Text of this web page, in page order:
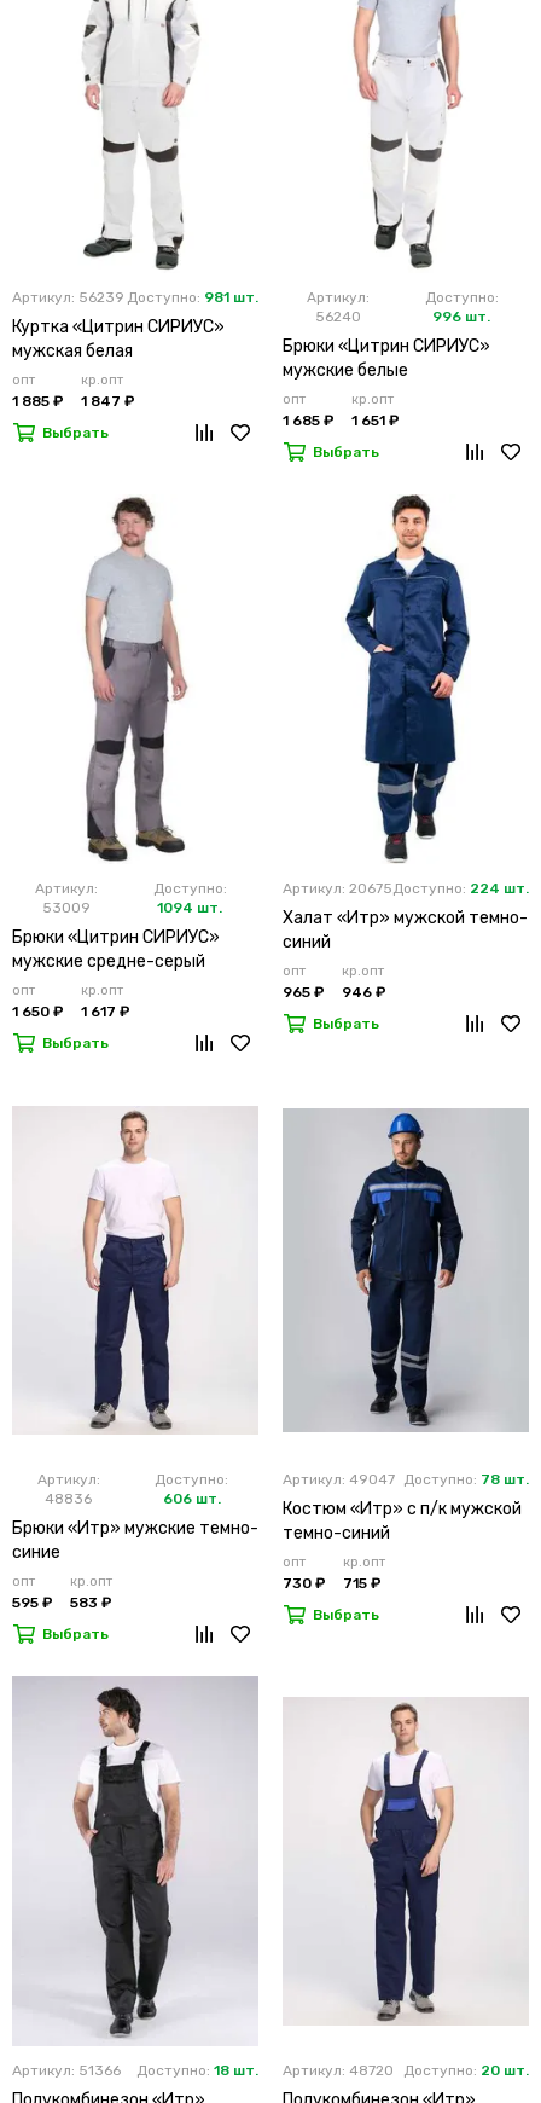
Артикул: 56239 Доступно: 981 шт.
Куртка «Цитрин СИРИУС»
мужская белая
опт
1 885 ₽
кр.опт
1 847 ₽
Выбрать
Артикул:
56240
Доступно:
996 шт.
Брюки «Цитрин СИРИУС»
мужские белые
опт
1 685 ₽
кр.опт
1 651 ₽
Выбрать
Артикул:
53009
Доступно:
1094 шт.
Брюки «Цитрин СИРИУС»
мужские средне-серый
опт
1 650 ₽
кр.опт
1 617 ₽
Выбрать
Артикул: 20675Доступно: 224 шт.
Халат «Итр» мужской темно-
синий
опт
965 ₽
кр.опт
946 ₽
Выбрать
Артикул:
48836
Доступно:
606 шт.
Брюки «Итр» мужские темно-
синие
опт
595 ₽
кр.опт
583 ₽
Выбрать
Артикул: 49047 Доступно: 78 шт.
Костюм «Итр» с п/к мужской
темно-синий
опт
730 ₽
кр.опт
715 ₽
Выбрать
Артикул: 51366 Доступно: 18 шт. Артикул: 48720 Доступно: 20 шт.